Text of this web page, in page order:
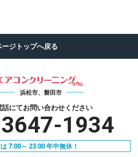
浜松市、磐田市
にてお問い合わせください
1934
7:00～ 23:00 年中無休！